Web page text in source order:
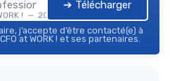
! — 2026
➔ Télécharger
j’accepte d’être contacté(e) à
at WORK ! et ses partenaires.